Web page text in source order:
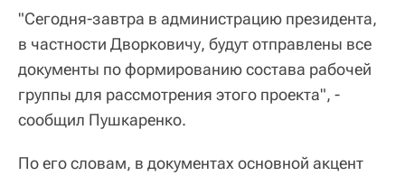
"Сегодня-завтра в администрацию президента,
в частности Дворковичу, будут отправлены все
документы по формированию состава рабочей
группы для рассмотрения этого проекта", -
сообщил Пушкаренко.
По его словам, в документах основной акцент